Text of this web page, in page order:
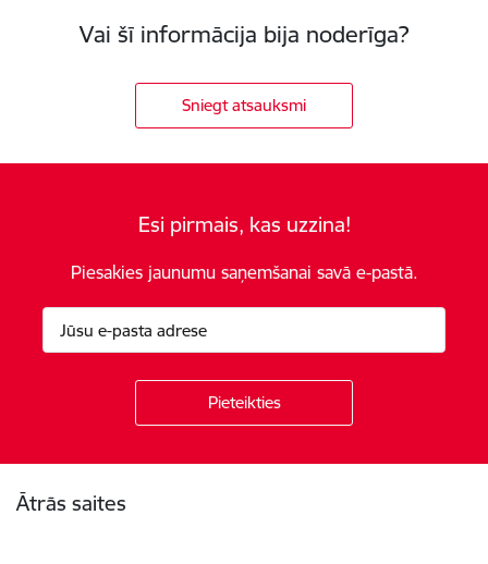
Vai šī informācija bija noderīga?
Sniegt atsauksmi
Esi pirmais, kas uzzina!
Piesakies jaunumu saņemšanai savā e-pastā.
Ātrās saites